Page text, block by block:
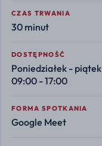
CZAS TRWANIA
30 minut
DOSTĘPNOŚĆ
Poniedziałek - piątek
09:00 - 17:00
FORMA SPOTKANIA
Google Meet